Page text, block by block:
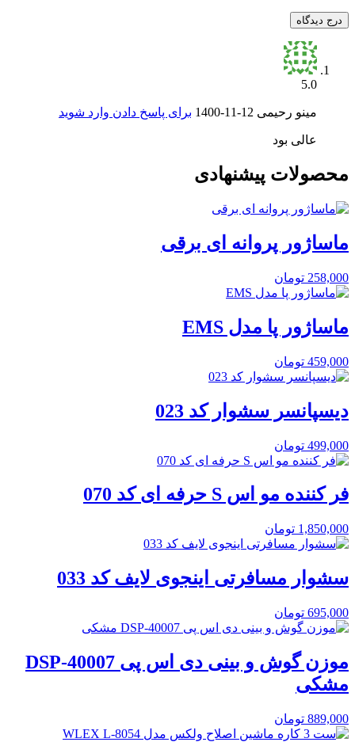
درج دیدگاه
5.0
مینو رحیمی 1400-11-12 برای پاسخ دادن وارد شوید
عالی بود
محصولات پیشنهادی
ماساژور پروانه ای برقی
258,000 تومان
ماساژور پا مدل EMS
459,000 تومان
دیسپانسر سشوار کد 023
499,000 تومان
فر کننده مو اس S حرفه ای کد 070
1,850,000 تومان
سشوار مسافرتی اینجوی لایف کد 033
695,000 تومان
موزن گوش و بینی دی اس پی DSP-40007
مشکی
889,000 تومان